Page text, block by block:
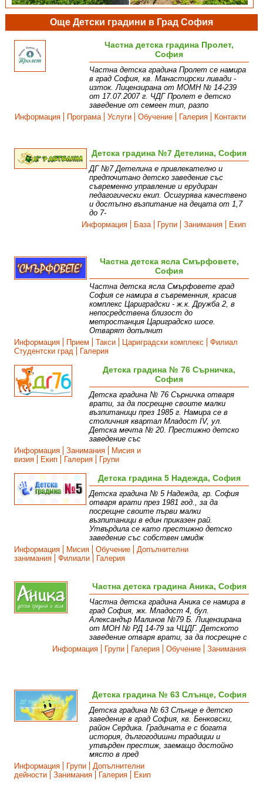
Още Детски градини в Град София
Частна детска градина Пролет,
София
Частна детска градина Пролет се намира
в град София, кв. Манастирски ливади -
изток. Лицензирана от МОМН № 14-239
от 17.07.2007 г. ЧДГ Пролет е детско
заведение от семеен тип, разпо
Информация
Програма Услуги Обучение Галерия Контакти
Детска градина №7 Детелина, София
ДГ №7 Детелина е привлекателно и
предпочитано детско заведение със
съвременно управление и ерудиран
педагогически екип. Осигурява качествено
и достъпно възпитание на децата от 1,7
до 7-
Информация
База Групи Занимания Екип
Частна детска ясла Смърфовете,
София
Частна детска ясла Смърфовете град
София се намира в съвременния, красив
комплекс Цариградски - ж.к. Дружба 2, в
непосредствена близост до
метростанция Цариградско шосе.
Отварят допълнит
Информация
Прием Такси Цариградски комплекс
Филиал
Студентски град
Галерия
Детска градина № 76 Сърничка,
София
Детска градина № 76 Сърничка отваря
врати, за да посрещне своите малки
възпитаници през 1985 г. Намира се в
столичния квартал Младост IV, ул.
Детска мечта № 20. Престижно детско
заведение със
Информация
Занимания
Мисия и
визия
Екип Галерия Групи
Детска градина 5 Надежда, София
Детска градина № 5 Надежда, гр. София
отваря врати през 1981 год., за да
посрещне своите първи малки
възпитаници в един приказен рай.
Утвърдила се като престижно детско
заведение със собствен имидж
Информация
Мисия Обучение
Допълнителни
занимания
Филиали Галерия
Частна детска градина Аника, София
Частна детска градина Аника се намира в
град София, жк. Младост 4, бул.
Александър Малинов №79 Б. Лицензирана
от МОН № РД 14-79 за ЧЦДГ. Детското
заведение отваря врати, за да посрещне с
Информация
Групи Галерия Обучение Занимания
Детска градина № 63 Слънце, София
Детска градина № 63 Слънце е детско
заведение в град София, кв. Бенковски,
район Сердика. Градината е с богата
история, дългогодишни традиции и
утвърден престиж, заемащо достойно
място в пред
Информация
Групи
Допълнителни
дейности
Занимания Галерия Екип